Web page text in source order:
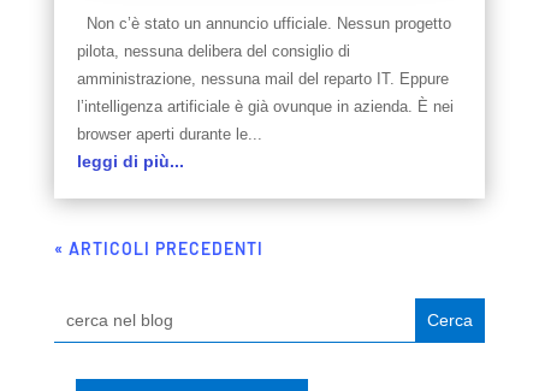
Non c’è stato un annuncio ufficiale. Nessun progetto
pilota, nessuna delibera del consiglio di
amministrazione, nessuna mail del reparto IT. Eppure
l’intelligenza artificiale è già ovunque in azienda. È nei
browser aperti durante le...
leggi di più...
« ARTICOLI PRECEDENTI